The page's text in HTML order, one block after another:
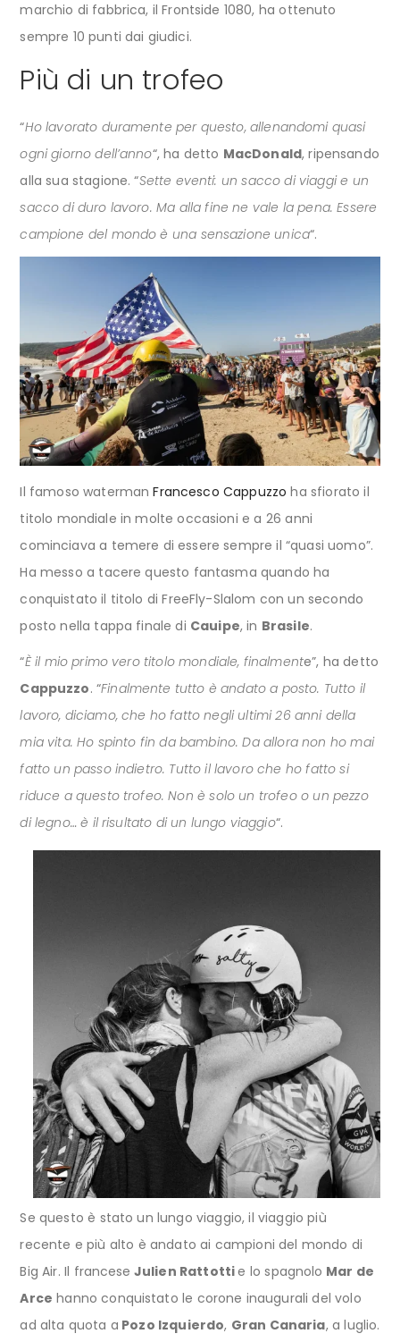
marchio di fabbrica, il Frontside 1080, ha ottenuto
sempre 10 punti dai giudici.
Più di un trofeo
“Ho lavorato duramente per questo, allenandomi quasi
ogni giorno dell’anno“, ha detto MacDonald, ripensando
alla sua stagione. “Sette eventi: un sacco di viaggi e un
sacco di duro lavoro. Ma alla fine ne vale la pena. Essere
campione del mondo è una sensazione unica“.
Il famoso waterman Francesco Cappuzzo ha sfiorato il
titolo mondiale in molte occasioni e a 26 anni
cominciava a temere di essere sempre il “quasi uomo”.
Ha messo a tacere questo fantasma quando ha
conquistato il titolo di FreeFly-Slalom con un secondo
posto nella tappa finale di Cauipe, in Brasile.
“È il mio primo vero titolo mondiale, finalmente”, ha detto
Cappuzzo. “Finalmente tutto è andato a posto. Tutto il
lavoro, diciamo, che ho fatto negli ultimi 26 anni della
mia vita. Ho spinto fin da bambino. Da allora non ho mai
fatto un passo indietro. Tutto il lavoro che ho fatto si
riduce a questo trofeo. Non è solo un trofeo o un pezzo
di legno… è il risultato di un lungo viaggio“.
Se questo è stato un lungo viaggio, il viaggio più
recente e più alto è andato ai campioni del mondo di
Big Air. Il francese Julien Rattottie lo spagnolo Mar de
Arce hanno conquistato le corone inaugurali del volo
ad alta quota a Pozo Izquierdo, Gran Canaria, a luglio.